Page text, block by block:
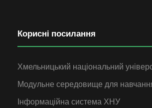
Корисні посилання
Хмельницький національний
Модульне середовище для
Інформаційна система ХНУ